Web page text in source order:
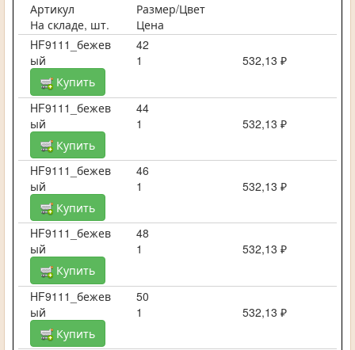
Артикул
Размер/Цвет
На складе, шт.
Цена
HF9111_бежев
ый
42
1
532,13 ₽
Купить
HF9111_бежев
ый
44
1
532,13 ₽
Купить
HF9111_бежев
ый
46
1
532,13 ₽
Купить
HF9111_бежев
ый
48
1
532,13 ₽
Купить
HF9111_бежев
ый
50
1
532,13 ₽
Купить